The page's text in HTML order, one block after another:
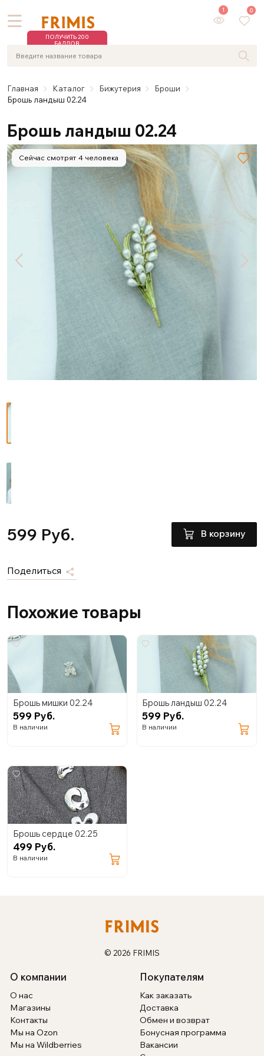
ПОЛУЧИТЬ 200
БАЛЛОВ
1 0
Главная Каталог Бижутерия
Броши
Брошь ландыш 02.24
Брошь ландыш 02.24
Сейчас смотрят 4 человека
599 Руб. В корзину
Поделиться
Похожие товары
Брошь мишки 02.24
599 Руб.
В наличии
Брошь ландыш 02.24
599 Руб.
В наличии
Брошь сердце 02.25
499 Руб.
В наличии
© 2026 FRIMIS
О компании
О нас
Магазины
Контакты
Мы на Ozon
Мы на Wildberries
Покупателям
Как заказать
Доставка
Обмен и возврат
Бонусная программа
Вакансии